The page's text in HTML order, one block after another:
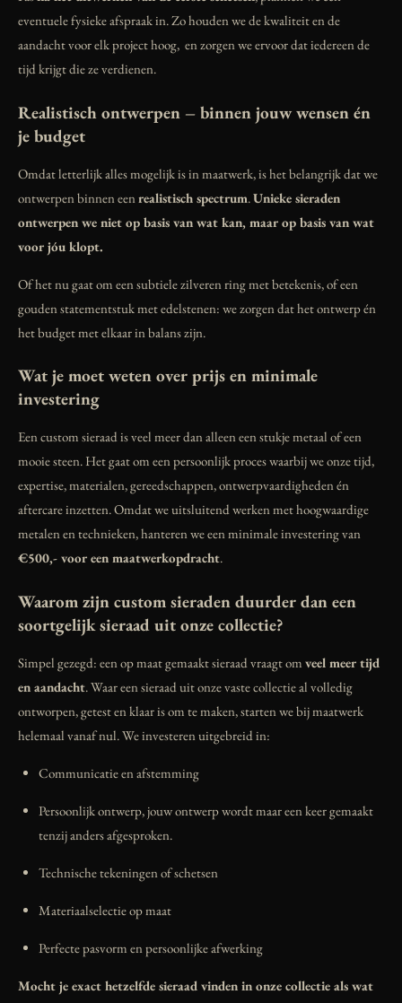
eventuele fysieke afspraak in. Zo houden we de kwaliteit en de
aandacht voor elk project hoog, en zorgen we ervoor dat iedereen de
tijd krijgt die ze verdienen.
Realistisch ontwerpen – binnen jouw wensen én
je budget
Omdat letterlijk alles mogelijk is in maatwerk, is het belangrijk dat we
ontwerpen binnen eenrealistisch spectrum.Unieke sieraden
ontwerpen we niet op basis van wat kan, maar op basis van wat
voor jóu klopt.
Of het nu gaat om een subtiele zilveren ring met betekenis, of een
gouden statementstuk met edelstenen: we zorgen dat het ontwerp én
het budget met elkaar in balans zijn.
Wat je moet weten over prijs en minimale
investering
Een custom sieraad is veel meer dan alleen een stukje metaal of een
mooie steen. Het gaat om een persoonlijk proces waarbij we onze tijd,
expertise, materialen, gereedschappen, ontwerpvaardigheden én
aftercare inzetten. Omdat we uitsluitend werken met hoogwaardige
metalen en technieken, hanteren we een minimale investering van
€500,- voor een maatwerkopdracht.
Waarom zijn custom sieraden duurder dan een
soortgelijk sieraad uit onze collectie?
Simpel gezegd: een op maat gemaakt sieraad vraagt om veel meer tijd
en aandacht. Waar een sieraad uit onze vaste collectie al volledig
ontworpen, getest en klaar is om te maken, starten we bij maatwerk
helemaal vanaf nul. We investeren uitgebreid in:
Communicatie en afstemming
Persoonlijk ontwerp, jouw ontwerp wordt maar een keer gemaakt
tenzij anders afgesproken.
Technische tekeningen of schetsen
Materiaalselectie op maat
Perfecte pasvorm en persoonlijke afwerking
Mocht je exact hetzelfde sieraad vinden in onze collectie als wat